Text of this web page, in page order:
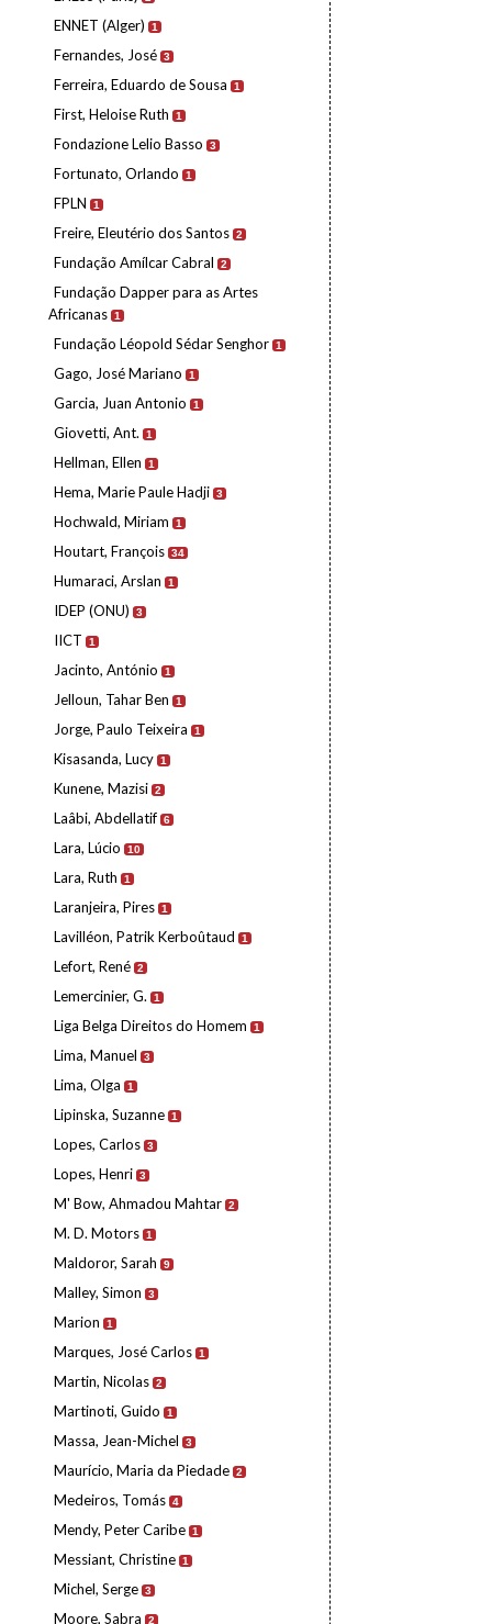
ENNET (Alger) 1
Fernandes, José 3
Ferreira, Eduardo de Sousa 1
First, Heloise Ruth 1
Fondazione Lelio Basso 3
Fortunato, Orlando 1
FPLN 1
Freire, Eleutério dos Santos 2
Fundação Amílcar Cabral 2
Fundação Dapper para as Artes
Africanas 1
Fundação Léopold Sédar Senghor 1
Gago, José Mariano 1
Garcia, Juan Antonio 1
Giovetti, Ant. 1
Hellman, Ellen 1
Hema, Marie Paule Hadji 3
Hochwald, Miriam 1
Houtart, François 34
Humaraci, Arslan 1
IDEP (ONU) 3
IICT 1
Jacinto, António 1
Jelloun, Tahar Ben 1
Jorge, Paulo Teixeira 1
Kisasanda, Lucy 1
Kunene, Mazisi 2
Laâbi, Abdellatif 6
Lara, Lúcio 10
Lara, Ruth 1
Laranjeira, Pires 1
Lavilléon, Patrik Kerboûtaud 1
Lefort, René 2
Lemercinier, G. 1
Liga Belga Direitos do Homem 1
Lima, Manuel 3
Lima, Olga 1
Lipinska, Suzanne 1
Lopes, Carlos 3
Lopes, Henri 3
M' Bow, Ahmadou Mahtar 2
M. D. Motors 1
Maldoror, Sarah 9
Malley, Simon 3
Marion 1
Marques, José Carlos 1
Martin, Nicolas 2
Martinoti, Guido 1
Massa, Jean-Michel 3
Maurício, Maria da Piedade 2
Medeiros, Tomás 4
Mendy, Peter Caribe 1
Messiant, Christine 1
Michel, Serge 3
Moore, Sabra 2